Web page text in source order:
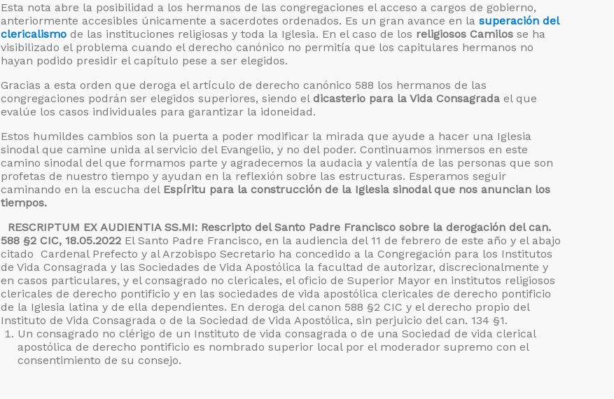
Esta nota abre la posibilidad a los hermanos de las congregaciones el acceso a cargos de gobierno,
anteriormente accesibles únicamente a sacerdotes ordenados. Es un gran avance en la superación del
clericalismo de las instituciones religiosas y toda la Iglesia. En el caso de los religiosos Camilos se ha
visibilizado el problema cuando el derecho canónico no permitía que los capitulares hermanos no
hayan podido presidir el capítulo pese a ser elegidos.
Gracias a esta orden que deroga el artículo de derecho canónico 588 los hermanos de las
congregaciones podrán ser elegidos superiores, siendo el dicasterio para la Vida Consagrada el que
evalúe los casos individuales para garantizar la idoneidad.
Estos humildes cambios son la puerta a poder modificar la mirada que ayude a hacer una Iglesia
sinodal que camine unida al servicio del Evangelio, y no del poder. Continuamos inmersos en este
camino sinodal del que formamos parte y agradecemos la audacia y valentía de las personas que son
profetas de nuestro tiempo y ayudan en la reflexión sobre las estructuras. Esperamos seguir
caminando en la escucha del Espíritu para la construcción de la Iglesia sinodal que nos anuncian los
tiempos.
RESCRIPTUM EX AUDIENTIA SS.MI: Rescripto del Santo Padre Francisco sobre la derogación del can.
588 §2 CIC, 18.05.2022 El Santo Padre Francisco, en la audiencia del 11 de febrero de este año y el abajo
citado Cardenal Prefecto y al Arzobispo Secretario ha concedido a la Congregación para los Institutos
de Vida Consagrada y las Sociedades de Vida Apostólica la facultad de autorizar, discrecionalmente y
en casos particulares, y el consagrado no clericales, el oficio de Superior Mayor en institutos religiosos
clericales de derecho pontificio y en las sociedades de vida apostólica clericales de derecho pontificio
de la Iglesia latina y de ella dependientes. En deroga del canon 588 §2 CIC y el derecho propio del
Instituto de Vida Consagrada o de la Sociedad de Vida Apostólica, sin perjuicio del can. 134 §1.
Un consagrado no clérigo de un Instituto de vida consagrada o de una Sociedad de vida clerical
apostólica de derecho pontificio es nombrado superior local por el moderador supremo con el
consentimiento de su consejo.